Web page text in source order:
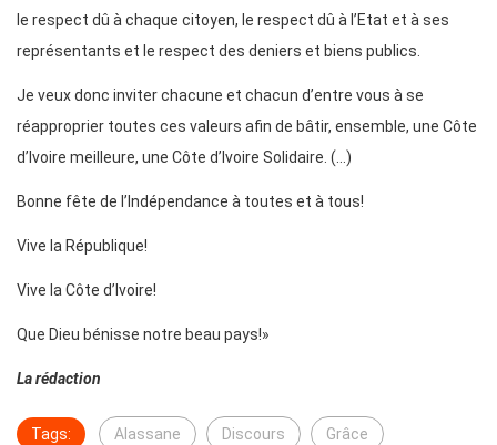
le respect dû à chaque citoyen, le respect dû à l’Etat et à ses
représentants et le respect des deniers et biens publics.
Je veux donc inviter chacune et chacun d’entre vous à se
réapproprier toutes ces valeurs afin de bâtir, ensemble, une Côte
d’Ivoire meilleure, une Côte d’Ivoire Solidaire. (…)
Bonne fête de l’Indépendance à toutes et à tous!
Vive la République!
Vive la Côte d’Ivoire!
Que Dieu bénisse notre beau pays!»
La rédaction
Tags: Alassane Discours Grâce